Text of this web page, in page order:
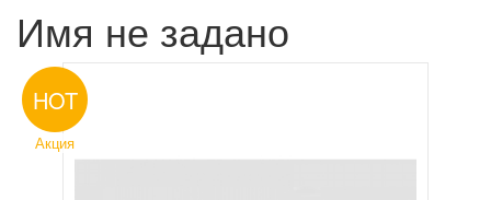
Имя не задано
HOT
Акция